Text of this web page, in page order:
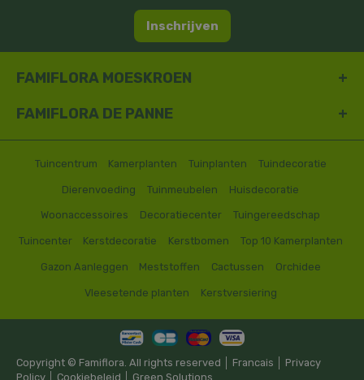
Inschrijven
FAMIFLORA MOESKROEN
FAMIFLORA DE PANNE
Tuincentrum Kamerplanten Tuinplanten Tuindecoratie
Dierenvoeding Tuinmeubelen Huisdecoratie
Woonaccessoires Decoratiecenter Tuingereedschap
Tuincenter Kerstdecoratie Kerstbomen Top 10 Kamerplanten
Gazon Aanleggen Meststoffen Cactussen Orchidee
Vleesetende planten Kerstversiering
Copyright © Famiflora. All rights reserved │ Francais
Privacy
Policy
Cookiebeleid Green Solutions